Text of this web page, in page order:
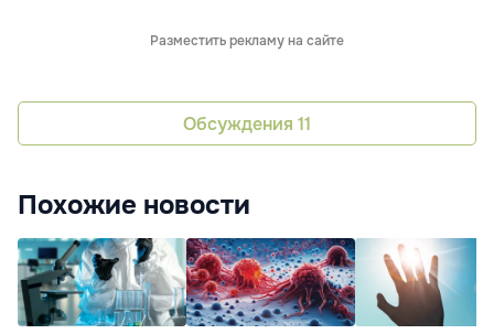
Разместить рекламу на сайте
Обсуждения 11
Похожие новости